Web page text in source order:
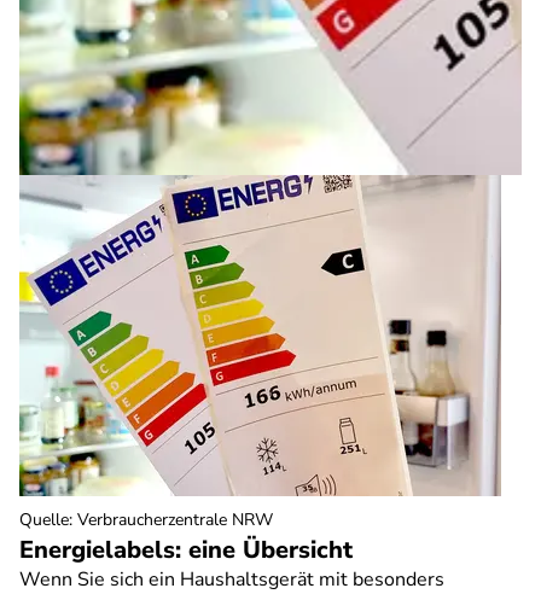
Energielabels: eine Übersicht
Wenn Sie sich ein Haushaltsgerät mit besonders
Quelle: Verbraucherzentrale NRW